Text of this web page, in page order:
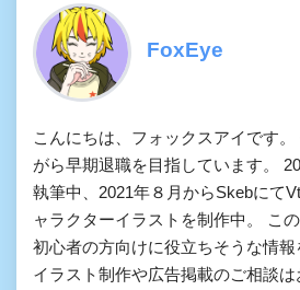
FoxEye
こんにちは、フォックスアイです
がら早期退職を目指しています。
執筆中、2021年８月からSkebにて
ャラクターイラストを制作中。 こ
初心者の方向けに役立ちそうな情報
イラスト制作や広告掲載のご相談